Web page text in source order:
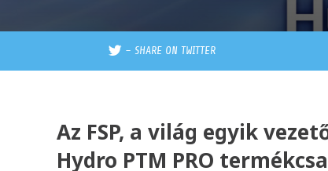
– SHARE ON TWITTER
Az FSP, a világ egyik
Hydro PTM PRO